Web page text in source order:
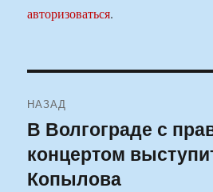
авторизоваться.
по
записям
НАЗАД
Предыдущая
запись:
В Волгограде с
концертом
Копылова